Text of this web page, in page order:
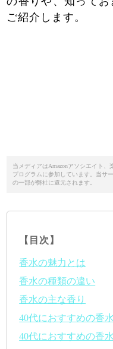
ご紹介します。
当メディアはAmazonアソシエイト
プログラムに参加しています。当サ
の一部が弊社に還元されます。
【目次】
香水の魅力とは
香水の種類の違い
香水の主な香り
40代におすすめの香
40代におすすめの香